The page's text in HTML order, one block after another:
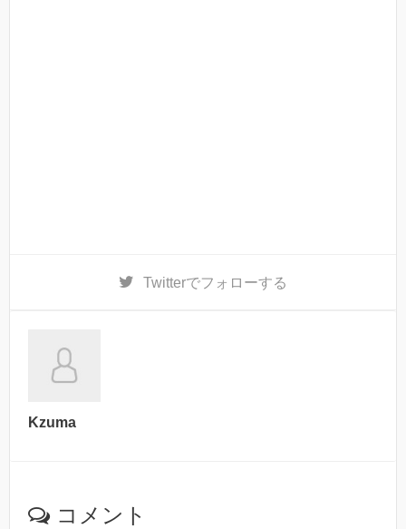
Twitterでフォローする
Kzuma
コメント